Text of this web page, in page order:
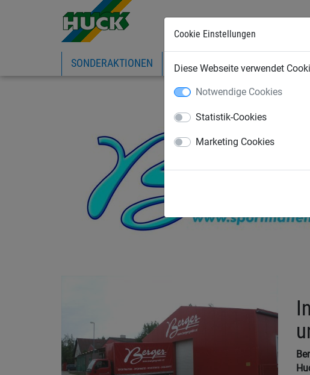
Cookie Einstellungen
Diese Webseite verwendet
Notwendige Cookies
Statistik-Cookies
Marketing Cookies
SONDERAKTIONEN EXPRESS-SHOP